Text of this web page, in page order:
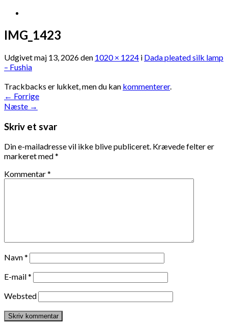
IMG_1423
Udgivetmaj 13, 2026den 1020 × 1224 i Dada pleated silk lamp
– Fushia
Trackbacks er lukket, men du kan kommenterer.
← Forrige
Næste →
Skriv et svar
Din e-mailadresse vil ikke blive publiceret. Krævede felter er
markeret med*
Kommentar*
Navn*
E-mail*
Websted